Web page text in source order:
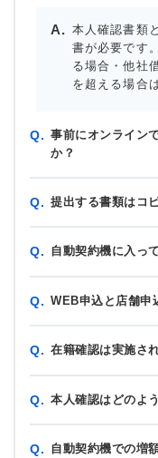
本人確認書類
書が必要です
る場合・他社
を超える場合
Q. 事前にオンライン
か？
Q. 提出する書類はコ
Q. 自動契約機に入っ
Q. WEB申込と店舗申
Q. 在籍確認は実施さ
Q. 本人確認はどのよ
Q. 自動契約機での増